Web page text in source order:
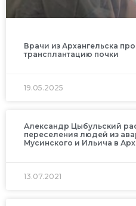
Врачи из Архангельска
трансплантацию почки
19.05.2025
Александр Цыбульский
переселения людей из
Мусинского и Ильича в
13.07.2021